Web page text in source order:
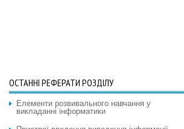
ОСТАННІ РЕФЕРАТИ РОЗДІЛУ
Елементи розвивального навчання у
викладанні інформатики